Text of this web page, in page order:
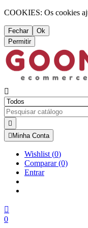
COOKIES: Os cookies
Fechar
Ok
Permitir


 Minha Conta
Wishlist (0)
Comparar(0)
Entrar

0